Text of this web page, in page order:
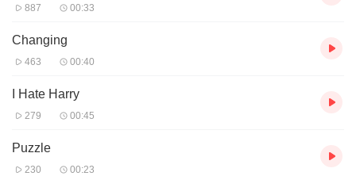
887 00:33
Changing
463 00:40
I Hate Harry
279 00:45
Puzzle
230 00:23